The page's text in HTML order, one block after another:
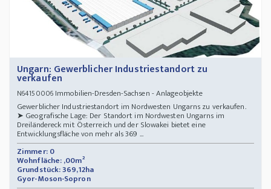
Ungarn: Gewerblicher Industriestandort zu
verkaufen
N64150006Immobilien-Dresden-Sachsen - Anlageobjekte
Gewerblicher Industriestandort im Nordwesten Ungarns zu verkaufen.
➤ Geografische Lage: Der Standort im Nordwesten Ungarns im
Dreiländereck mit Österreich und der Slowakei bietet eine
Entwicklungsfläche von mehr als 369 ...
Zimmer: 0
Wohnfläche: ,00m²
Grundstück: 369,12ha
Gyor-Moson-Sopron